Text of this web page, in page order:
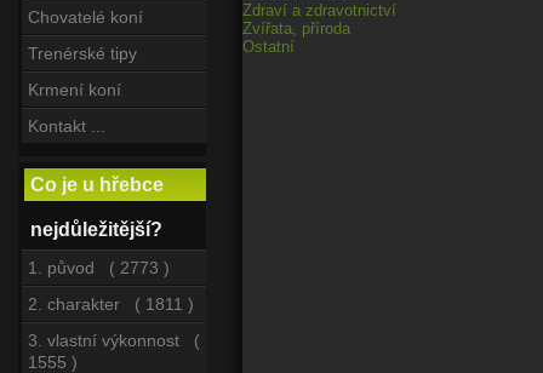
Chovatelé koní
Trenérské tipy
Krmení koní
Kontakt ...
Co je u hřebce
nejdůležitější?
1. původ ( 2773 )
2. charakter ( 1811 )
3. vlastní výkonnost (
1555 )
Zdraví a zdravotnictví
Zvířata, příroda
Ostatní